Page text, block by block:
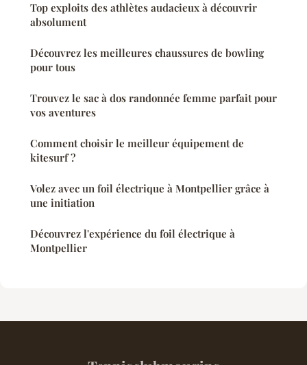
Top exploits des athlètes audacieux à découvrir
absolument
Découvrez les meilleures chaussures de bowling
pour tous
Trouvez le sac à dos randonnée femme parfait pour
vos aventures
Comment choisir le meilleur équipement de
kitesurf ?
Volez avec un foil électrique à Montpellier grâce à
une initiation
Découvrez l'expérience du foil électrique à
Montpellier